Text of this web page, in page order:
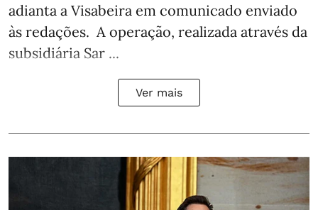
adianta a Visabeira em comunicado enviado
às redações. A operação, realizada através da
subsidiária Sar ...
Ver mais